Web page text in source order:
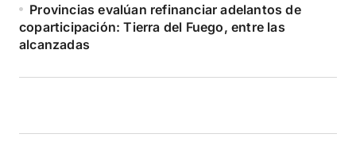
Provincias evalúan refinanciar adelantos de
coparticipación: Tierra del Fuego, entre las
alcanzadas